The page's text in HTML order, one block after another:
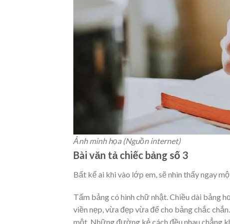
Ảnh minh họa (Nguồn internet)
Bài văn tả chiếc bảng số 3
Bất kể ai khi vào lớp em, sẽ nhìn thấy ngay
Tấm bảng có hình chữ nhật. Chiều dài bảng
viền nẹp, vừa đẹp vừa để cho bảng chắc
một. Những đường kẻ cách đều nhau chẳng